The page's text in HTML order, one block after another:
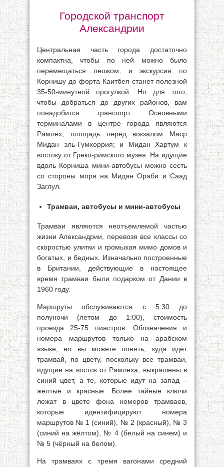
Городской транспорт
Александрии
Центральная часть города достаточно
компактна, чтобы по ней можно было
перемещаться пешком, и экскурсия по
Корнишу до форта Каитбея станет полезной
35-50-минутной прогулкой. Но для того,
чтобы добраться до других районов, вам
понадобится транспорт. Основными
терминалами в центре города являются
Рамлех; площадь перед вокзалом Маср
Мидан эль-Гумхоррия; и Мидан Хартум к
востоку от Греко-римского музея. На идущие
вдоль Корниша мини-автобусы можно сесть
со стороны моря на Мидан Ораби и Саад
Заглул.
Трамваи, автобусы и мини-автобусы
Трамваи являются неотъемлемой частью
жизни Александрии, перевозя все классы со
скоростью улитки и громыхая мимо домов и
богатых, и бедных. Изначально построенные
в Британии, действующие в настоящее
время трамваи были подарком от Дании в
1960 году.
Маршруты обслуживаются с 5:30 до
полуночи (летом до 1:00), стоимость
проезда 25-75 пиастров. Обозначения и
номера маршрутов только на арабском
языке, но вы можете понять, куда идёт
трамвай, по цвету, поскольку все трамваи,
идущие на восток от Рамлеха, выкрашены в
синий цвет, а те, которые идут на запад –
жёлтые и красные. Более тайные ключи
лежат в цвете фона номеров трамваев,
которые идентифицируют номера
маршрутов № 1 (синий), № 2 (красный), № 3
(синий на жёлтом), № 4 (белый на синем) и
№ 5 (чёрный на белом).
На трамваях с тремя вагонами средний